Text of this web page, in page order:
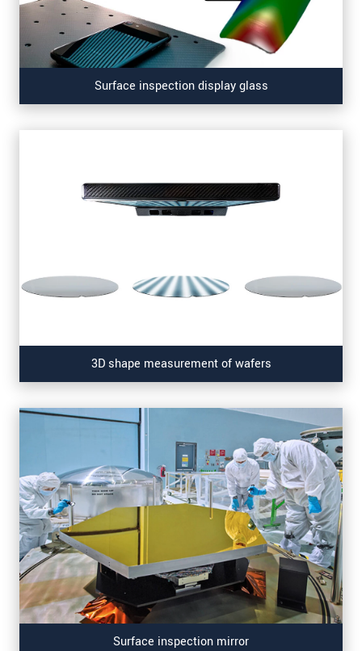
Surface inspection display glass
3D shape measurement of wafers
Surface inspection mirror